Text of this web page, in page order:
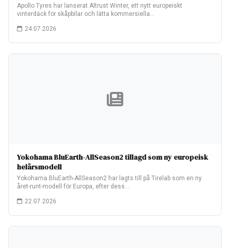
Apollo Tyres har lanserat Altrust Winter, ett nytt europeiskt
vinterdäck för skåpbilar och lätta kommersiella…
24.07.2026
Yokohama BluEarth-AllSeason2 tillagd som ny europeisk
helårsmodell
Yokohama BluEarth-AllSeason2 har lagts till på Tirelab som en ny
året-runt-modell för Europa, efter dess…
22.07.2026